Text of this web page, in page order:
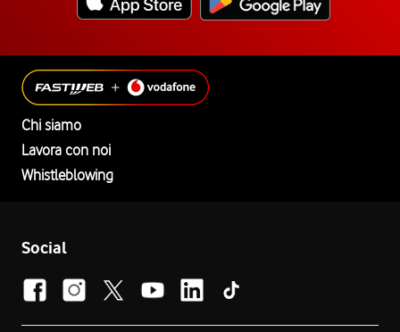
Chi siamo
Lavora con noi
Whistleblowing
Social